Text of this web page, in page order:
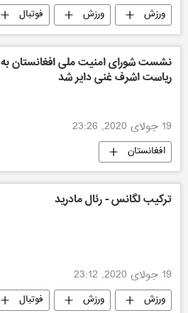
ورزش ورزش فوتبال
نشست شورای امنیت ملی افغانستان به
ریاست اشرف غنی دایر شد
19 جولای 2020, 23:26
افغانستان
ترکیب لگانس - رئال مادرید
19 جولای 2020, 23:12
ورزش ورزش فوتبال